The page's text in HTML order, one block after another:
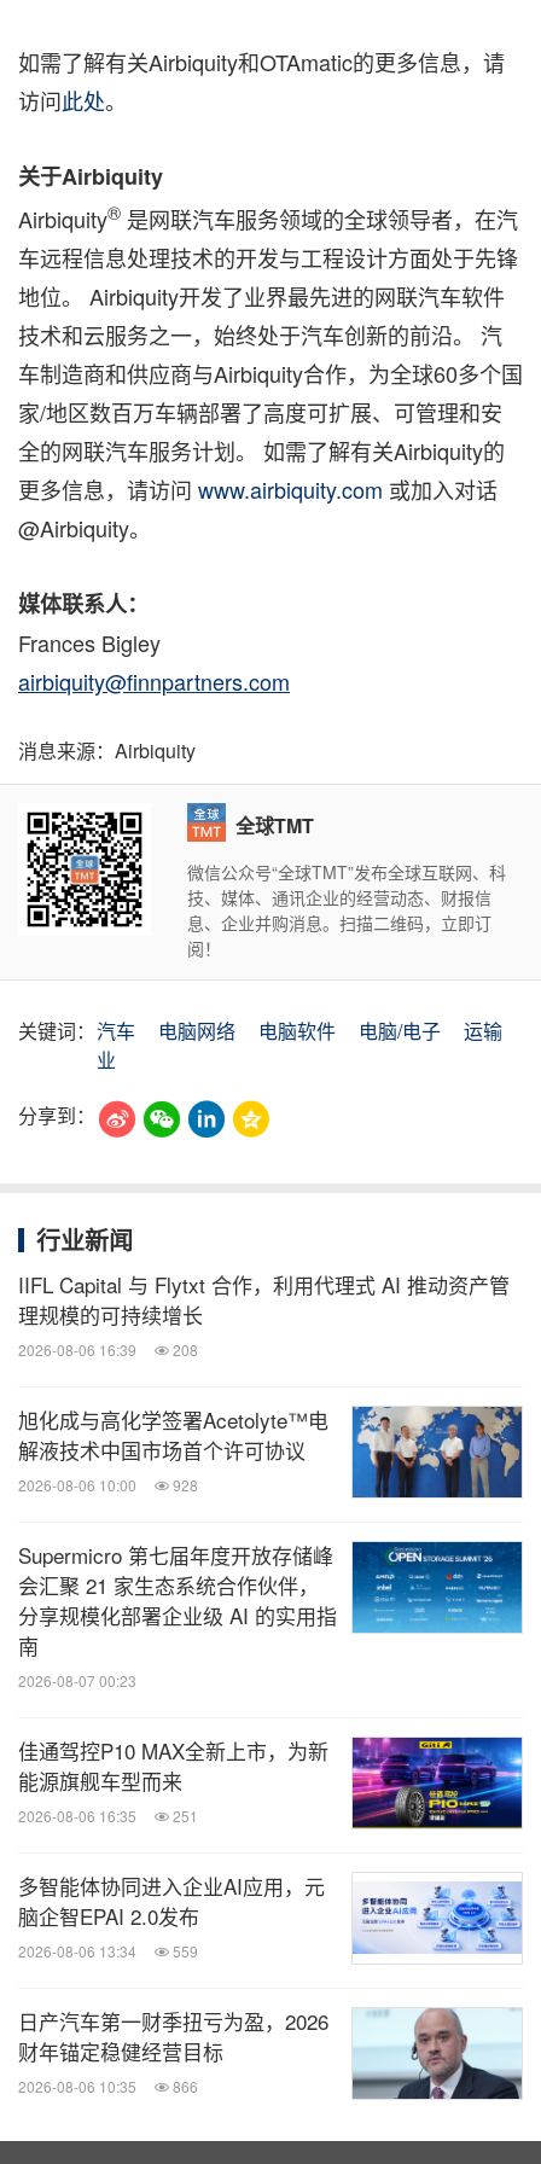
如需了解有关Airbiquity和OTAmatic的更多信息，请
访问此处。
关于Airbiquity
Airbiquity® 是网联汽车服务领域的全球领导者，在汽
车远程信息处理技术的开发与工程设计方面处于先锋
地位。 Airbiquity开发了业界最先进的网联汽车软件
技术和云服务之一，始终处于汽车创新的前沿。 汽
车制造商和供应商与Airbiquity合作，为全球60多个国
家/地区数百万车辆部署了高度可扩展、可管理和安
全的网联汽车服务计划。 如需了解有关Airbiquity的
更多信息，请访问 www.airbiquity.com 或加入对话
@Airbiquity。
媒体联系人：
Frances Bigley
airbiquity@finnpartners.com
消息来源：Airbiquity
全球TMT
微信公众号“全球TMT”发布全球互联网、科
技、媒体、通讯企业的经营动态、财报信
息、企业并购消息。扫描二维码，立即订
阅！
关键词： 汽车 电脑网络 电脑软件 电脑/电子
运输
业
分享到：
行业新闻
IIFL Capital 与 Flytxt 合作，利用代理式 AI 推动资产管
理规模的可持续增长
2026-08-06 16:39 208
旭化成与高化学签署Acetolyte™电
解液技术中国市场首个许可协议
2026-08-06 10:00 928
Supermicro 第七届年度开放存储峰
会汇聚 21 家生态系统合作伙伴，
分享规模化部署企业级 AI 的实用指
南
2026-08-07 00:23
佳通驾控P10 MAX全新上市，为新
能源旗舰车型而来
2026-08-06 16:35 251
多智能体协同进入企业AI应用，元
脑企智EPAI 2.0发布
2026-08-06 13:34 559
日产汽车第一财季扭亏为盈，2026
财年锚定稳健经营目标
2026-08-06 10:35 866